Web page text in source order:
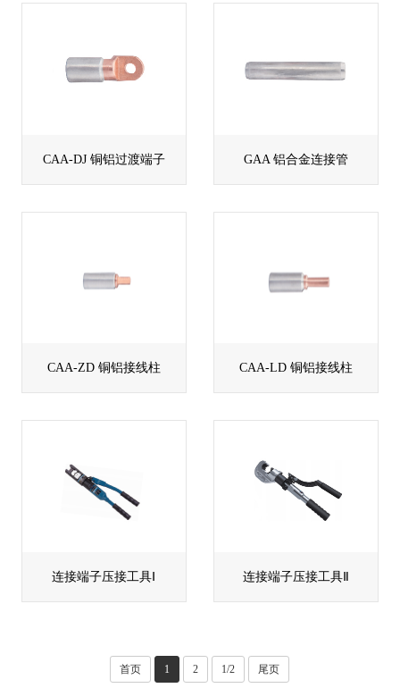
CAA-DJ 铜铝过渡端子 GAA 铝合金连接管
CAA-ZD 铜铝接线柱 CAA-LD 铜铝接线柱
连接端子压接工具Ⅰ 连接端子压接工具Ⅱ
首页 1 2 1/2 尾页